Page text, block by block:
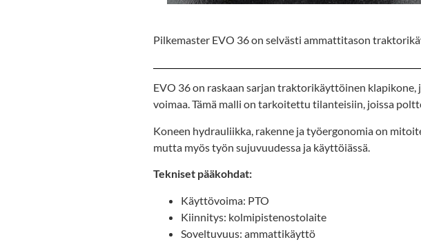
Pilkemaster EVO 36 on selvästi ammattitason
EVO 36 on raskaan sarjan traktorikäyttöinen
voimaa. Tämä malli on tarkoitettu tilanteisiin, joissa
Koneen hydrauliikka, rakenne ja työergonomia on
mutta myös työn sujuvuudessa ja käyttöiässä.
Tekniset pääkohdat:
Käyttövoima: PTO
Kiinnitys: kolmipistenostolaite
Soveltuvuus: ammattikäyttö